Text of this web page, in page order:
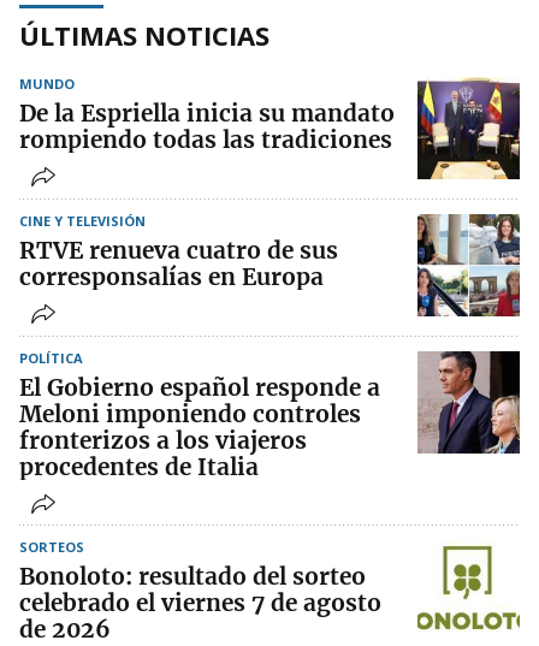
ÚLTIMAS NOTICIAS
MUNDO
De la Espriella inicia su mandato
rompiendo todas las tradiciones
CINE Y TELEVISIÓN
RTVE renueva cuatro de sus
corresponsalías en Europa
POLÍTICA
El Gobierno español responde a
Meloni imponiendo controles
fronterizos a los viajeros
procedentes de Italia
SORTEOS
Bonoloto: resultado del sorteo
celebrado el viernes 7 de agosto
de 2026